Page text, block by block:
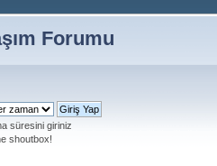
Forumu
süresini giriniz
shoutbox!